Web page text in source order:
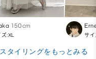
150cm
ズ:XL サ
スタイリングをもっとみる